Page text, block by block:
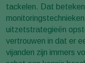
tackelen. Dat
uitzetstrategieën
vertrouwen in dat er
vijanden zijn immers